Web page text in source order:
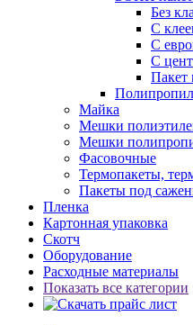
Без
С
С
С
Пакет
Майка
Мешки
Мешки
Фасовочные
Термопакеты,
Пакеты под
Пленка
Картонная упаковка
Скотч
Оборудование
Расходные материалы
Показать все категории